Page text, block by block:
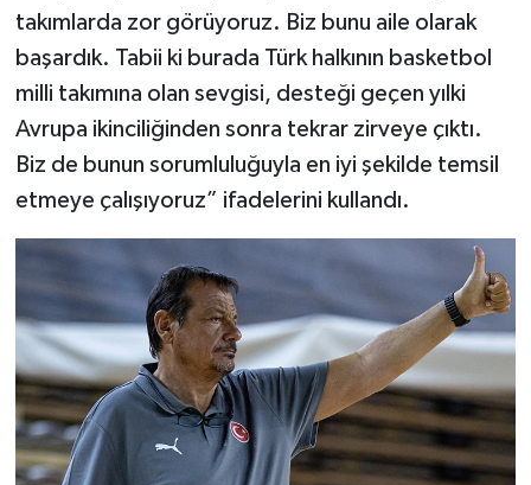
takımlarda zor görüyoruz. Biz bunu aile olarak
başardık. Tabii ki burada Türk halkının basketbol
milli takımına olan sevgisi, desteği geçen yılki
Avrupa ikinciliğinden sonra tekrar zirveye çıktı.
Biz de bunun sorumluluğuyla en iyi şekilde temsil
etmeye çalışıyoruz” ifadelerini kullandı.